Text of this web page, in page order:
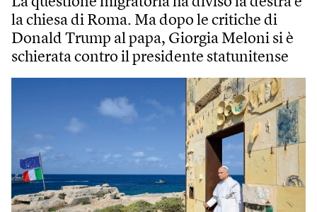
la chiesa di Roma. Ma dopo le critiche di
Donald Trump al papa, Giorgia Meloni si è
schierata contro il presidente statunitense